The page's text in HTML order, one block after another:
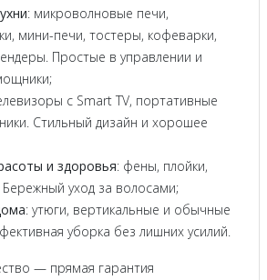
: микроволновые печи,
мини-печи, тостеры, кофеварки,
Простые в управлении и
с Smart TV, портативные
Стильный дизайн и хорошее
и здоровья: фены, плойки,
уход за волосами;
: утюги, вертикальные и обычные
уборка без лишних усилий.
— прямая гарантия